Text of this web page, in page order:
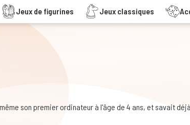
Jeux de figurines Jeux classiques
son premier ordinateur à l'âge de 4 ans, et savait